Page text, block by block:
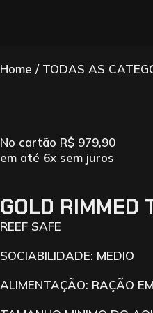
Home / TODAS AS
No cartão R$ 979,90
em até 6x sem juros
GOLD RIMMED
REEF SAFE
SOCIABILIDADE: MEDIO
ALIMENTAÇÃO: RAÇÃO